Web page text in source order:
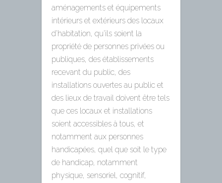
aménagements et équipements
intérieurs et extérieurs des locaux
d’habitation, qu’ils soient la
propriété de personnes privées ou
publiques, des établissements
recevant du public, des
installations ouvertes au public et
des lieux de travail doivent être tels
que ces locaux et installations
soient accessibles à tous, et
notamment aux personnes
handicapées, quel que soit le type
de handicap, notamment
physique, sensoriel, cognitif,